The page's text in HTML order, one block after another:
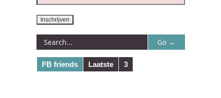
FB friends Laatste 3